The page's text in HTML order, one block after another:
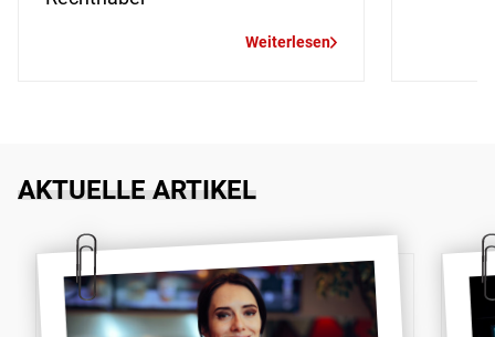
Weiterlesen
AKTUELLE ARTIKEL